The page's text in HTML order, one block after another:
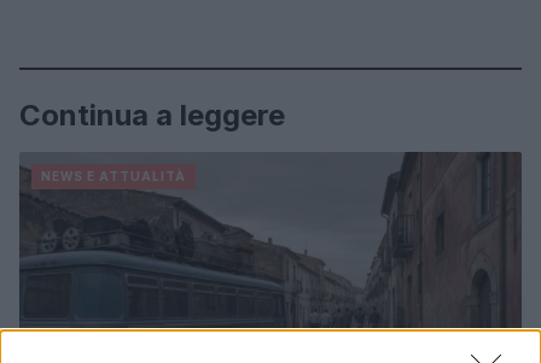
Continua a leggere
NEWS E ATTUALITÀ